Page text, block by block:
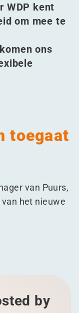
WDP kent
om mee te
ons
toegaat
van Puurs,
het nieuwe
by